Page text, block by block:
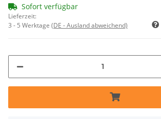
Sofort verfügbar
Lieferzeit:
3 - 5 Werktage (DE - Ausland abweichend)